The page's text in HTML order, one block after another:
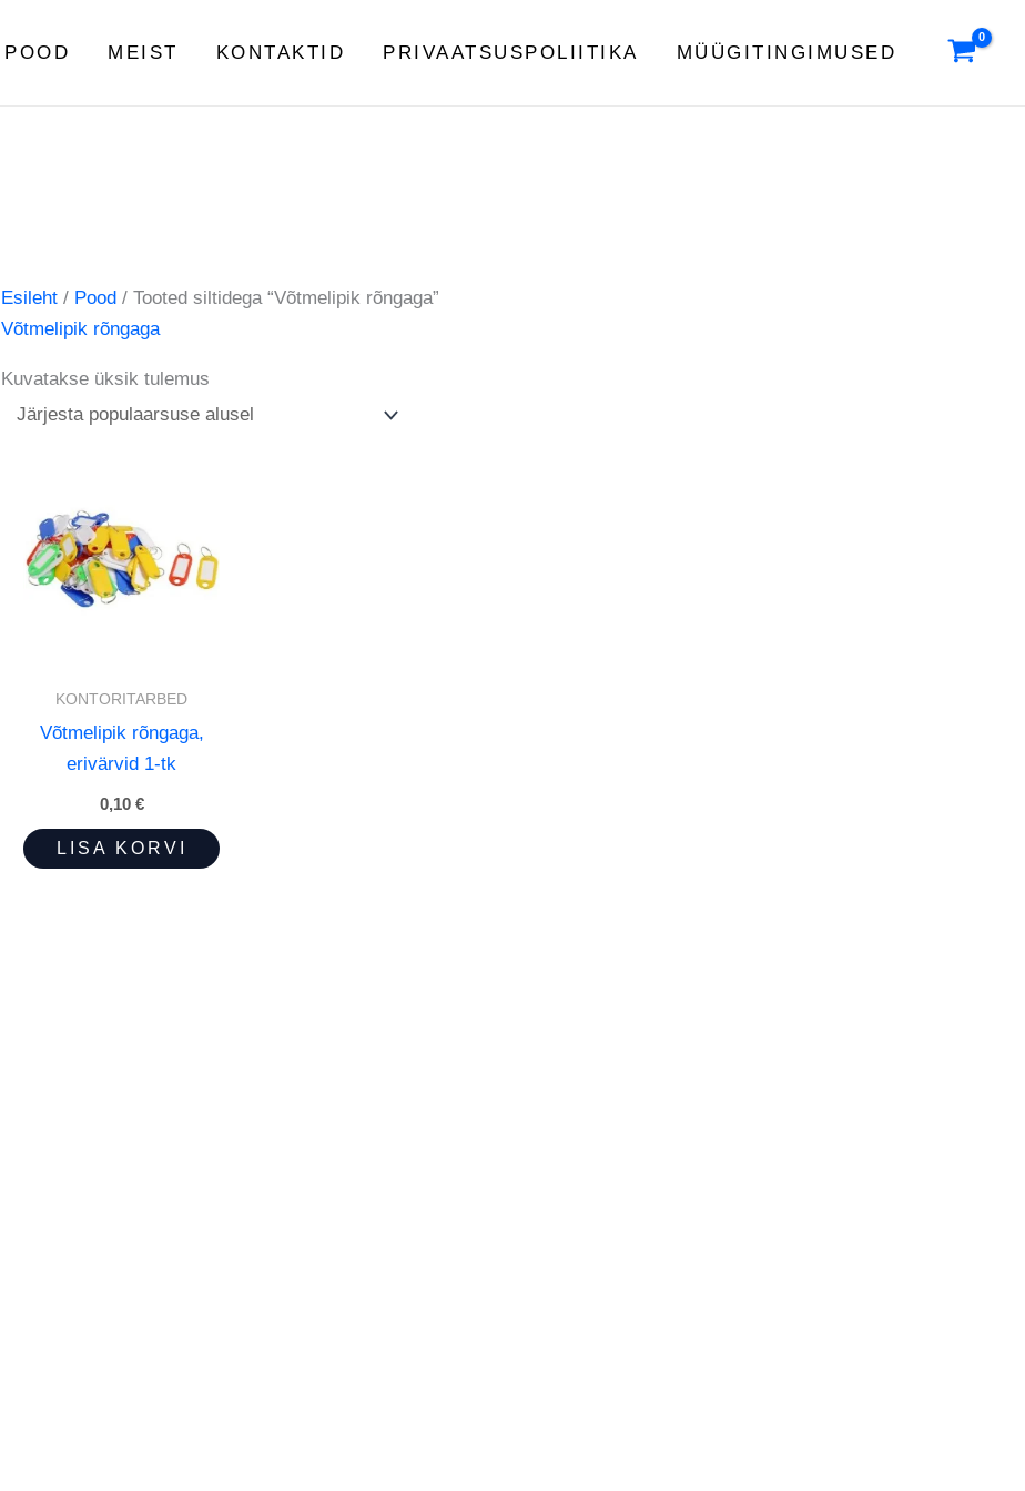
POOD MEIST KONTAKTID PRIVAATSUSPOLIITIKA MÜÜGITINGIMUSED
Esileht / Pood / Tooted siltidega “Võtmelipik rõngaga”
Võtmelipik rõngaga
Kuvatakse üksik tulemus
KONTORITARBED
Võtmelipik rõngaga,
erivärvid 1-tk
0,10 €
LISA KORVI